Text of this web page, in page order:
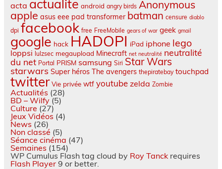
acta actualite android angry birds Anonymous
apple asus eee pad transformer batman censure diablo
dpi facebook free FreeMobile gears of war geek gmail
google hack HADOPI iPad iphone lego
loppsi lulzsec megaupload Minecraft net neutralité neutralité
du net Portal PRISM samsung Siri Star Wars
starwars Super héros The avengers thepiratebay touchpad
twitter Vie privée wtf youtube zelda Zombie
Actualités (28)
BD – Wilfy(5)
Culture (27)
Jeux Vidéos (4)
News (26)
Non classé (5)
Séance cinéma (47)
Semaines (154)
WP Cumulus Flash tag cloud by Roy Tanckrequires
Flash Player9 or better.